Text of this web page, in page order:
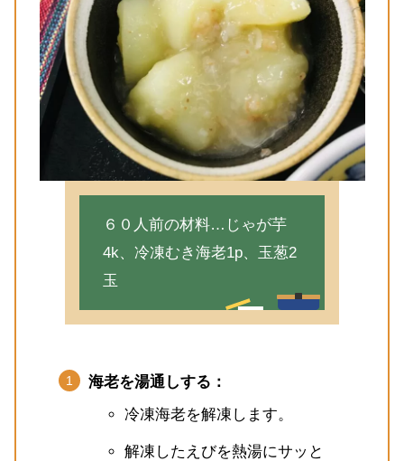
６０人前の材料…じゃが芋
4k、冷凍むき海老1p、玉葱2
玉
海老を湯通しする：
冷凍海老を解凍します。
解凍したえびを熱湯にサッと